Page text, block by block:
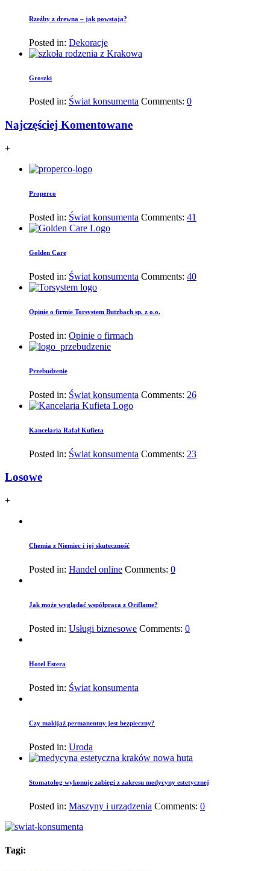
Rzeźby z drewna – jak powstają?
Posted in: Dekoracje
Groszki
Posted in: Świat konsumenta Comments: 0
Najczęściej Komentowane
+
Properco
Posted in: Świat konsumenta Comments: 41
Golden Care
Posted in: Świat konsumenta Comments: 40
Opinie o firmie Torsystem Butzbach sp. z o.o.
Posted in: Opinie o firmach
Przebudzenie
Posted in: Świat konsumenta Comments: 26
Kancelaria Rafał Kufieta
Posted in: Świat konsumenta Comments: 23
Losowe
+
Chemia z Niemiec i jej skuteczność
Posted in: Handel online Comments: 0
Jak może wyglądać współpraca z Oriflame?
Posted in: Usługi biznesowe Comments: 0
Hotel Estera
Posted in: Świat konsumenta
Czy makijaż permanentny jest bezpieczny?
Posted in: Uroda
Stomatolog wykonuje zabiegi z zakresu medycyny estetycznej
Posted in: Maszyny i urządzenia Comments: 0
Tagi: